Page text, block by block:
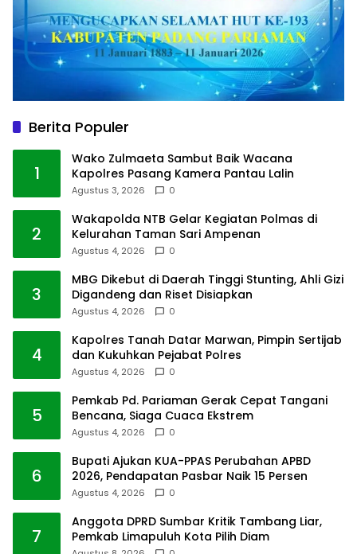
Berita Populer
1
Wako Zulmaeta Sambut Baik Wacana
Kapolres Pasang Kamera Pantau Lalin
Agustus 3, 2026 0
2
Wakapolda NTB Gelar Kegiatan Polmas di
Kelurahan Taman Sari Ampenan
Agustus 4, 2026 0
3
MBG Dikebut di Daerah Tinggi Stunting, Ahli Gizi
Digandeng dan Riset Disiapkan
Agustus 4, 2026 0
4
Kapolres Tanah Datar Marwan, Pimpin Sertijab
dan Kukuhkan Pejabat Polres
Agustus 4, 2026 0
5
Pemkab Pd. Pariaman Gerak Cepat Tangani
Bencana, Siaga Cuaca Ekstrem
Agustus 4, 2026 0
6
Bupati Ajukan KUA-PPAS Perubahan APBD
2026, Pendapatan Pasbar Naik 15 Persen
Agustus 4, 2026 0
7
Anggota DPRD Sumbar Kritik Tambang Liar,
Pemkab Limapuluh Kota Pilih Diam